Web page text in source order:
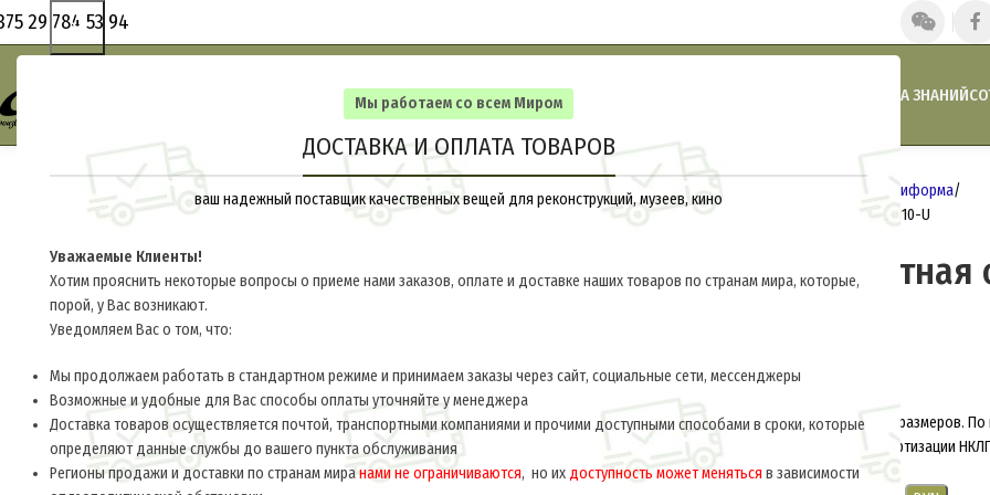
Мы работаем со всем Миром
ДОСТАВКА И ОПЛАТА ТОВАРОВ
ваш надежный поставщик качественных вещей для реконструкций, музеев, кино
Уважаемые Клиенты!
Хотим прояснить некоторые вопросы о приеме нами заказов, оплате и доставке наших товаров по странам мира, которые,
порой, у Вас возникают.
Уведомляем Вас о том, что:
Мы продолжаем работать в стандартном режиме и принимаем заказы через сайт, социальные сети, мессенджеры
Возможные и удобные для Вас способы оплаты уточняйте у менеджера
Доставка товаров осуществляется почтой, транспортными компаниями и прочими доступными способами в сроки, которые
определяют данные службы до вашего пункта обслуживания
Регионы продажи и доставки по странам миранами не ограничиваются, но их доступность может меняться в зависимости
29 784 53 94
ГЛАВНАЯ БАЗА ЗНАНИЙ
Главная
Униформа
Телогрейка ватная обр. 1932 г. M3-110-U
Телогрейка ватная
$130.0 за ед.
Изготавливаем телогрейки любых размеров.
Утверждена Комитетом по стандартизации